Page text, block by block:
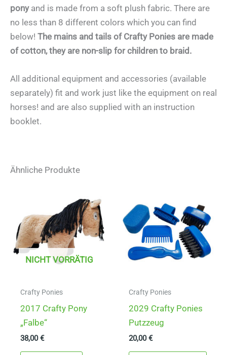
ponyand is made from a soft plush fabric. There are
no less than 8 different colors which you can find
below! The mains and tails of Crafty Ponies are made
of cotton, they are non-slip for children to braid.
All additional equipment and accessories (available
separately) fit and work just like the equipment on real
horses! and are also supplied with an instruction
booklet.
Ähnliche Produkte
NICHT VORRÄTIG
Crafty Ponies
2017 Crafty Pony
„Falbe“
38,00€
Crafty Ponies
2029 Crafty Ponies
Putzzeug
20,00€